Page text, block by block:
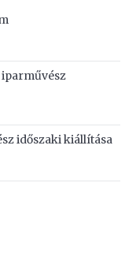
időszaki kiállítása